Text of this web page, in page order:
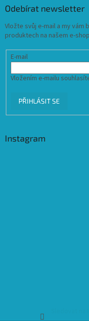
Odebírat newsletter
Vložte svůj e-mail a my vám
produktech na našem e-
E-mail
Vložením e-mailu
PŘIHLÁSIT SE
Instagram